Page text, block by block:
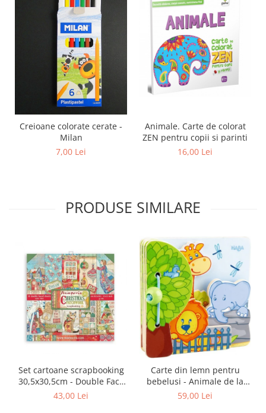
Creioane colorate cerate -
Milan
7,00 Lei
Animale. Carte de colorat
ZEN pentru copii si parinti
16,00 Lei
PRODUSE SIMILARE
Set cartoane scrapbooking
30,5х30,5cm - Double Face
Christmas Patchwork
43,00 Lei
Carte din lemn pentru
bebelusi - Animale de la
zoo, Haba
59,00 Lei